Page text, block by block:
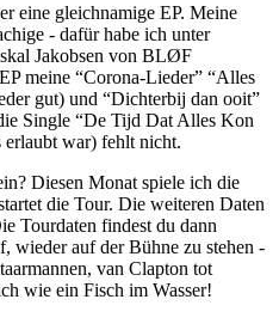
eine gleichnamige EP. Meine
- dafür habe ich unter
Jakobsen von BLØF
meine “Corona-Lieder” “Alles
gut) und “Dichterbij dan ooit”
Single “De Tijd Dat Alles Kon
war) fehlt nicht.
Diesen Monat spiele ich die
die Tour. Die weiteren Daten
Tourdaten findest du dann
wieder auf der Bühne zu stehen -
van Clapton tot
wie ein Fisch im Wasser!